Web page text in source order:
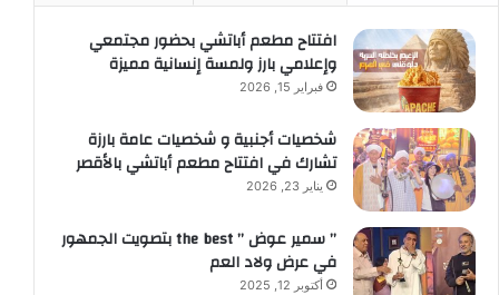
افتتاح مطعم أباتشي بحضور مجتمعي
وإعلامي بارز ولمسة إنسانية مميزة
فبراير 15, 2026
شخصيات أجنبية و شخصيات عامة بارزة
تشارك في افتتاح مطعم أباتشي بالأقصر
يناير 23, 2026
” سمير عوض ” the best بتصويت الجمهور
في عرض ولاد العم
أكتوبر 12, 2025